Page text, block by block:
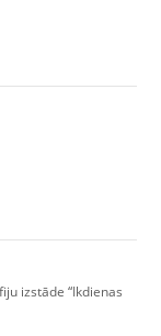
izstāde “Ikdienas